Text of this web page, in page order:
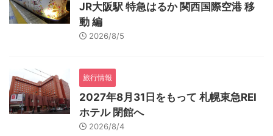
JR大阪駅 特急はるか 関西国際空港 移
動 編
2026/8/5
旅行情報
2027年8月31日をもって 札幌東急REI
ホテル 閉館へ
2026/8/4